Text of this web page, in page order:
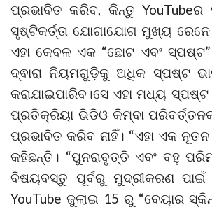
ପ୍ରଭାବିତ କରିବ, କିନ୍ତୁ YouTubeର
ସୃଷ୍ଟିକର୍ତ୍ତା ଯୋଗାଯୋଗ ମୁଖ୍ୟ
ଏହା କେବଳ ଏକ “ଛୋଟ ଏବଂ ସ୍ପଷ୍ଟ”
ଦ୍ଵାରା ନିୟମଗୁଡ଼ିକୁ ଅଧିକ ସ୍ପଷ୍ଟ
କରାଯାଇପାରିବ।ସେ ଏହା ମଧ୍ୟ
ପ୍ରତିକ୍ରିୟା ଭିଡିଓ କିମ୍ବା
ପ୍ରଭାବିତ କରିବ ନାହିଁ। “ଏହା ଏକ
କହିଛନ୍ତି। “ପୁନରାବୃତ୍ତି ଏବଂ ବହୁ
ବିଷୟବସ୍ତୁ ପୂର୍ବରୁ ମୁଦ୍ରୀକରଣ
YouTube ଜୁଲାଇ 15 ରୁ “ବେୟାର